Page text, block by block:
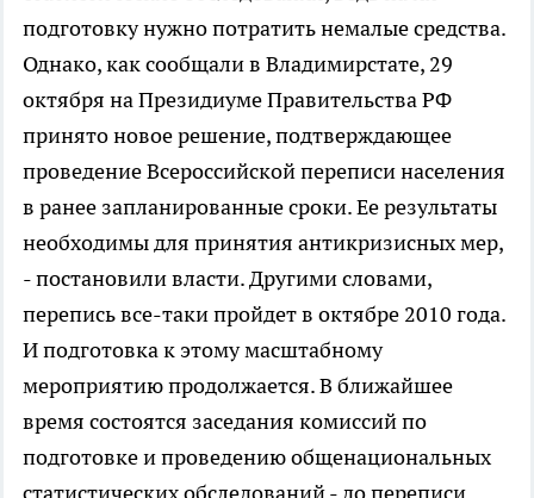
подготовку нужно потратить немалые средства.
Однако, как сообщали в Владимирстате, 29
октября на Президиуме Правительства РФ
принято новое решение, подтверждающее
проведение Всероссийской переписи населения
в ранее запланированные сроки. Ее результаты
необходимы для принятия антикризисных мер,
- постановили власти. Другими словами,
перепись все-таки пройдет в октябре 2010 года.
И подготовка к этому масштабному
мероприятию продолжается. В ближайшее
время состоятся заседания комиссий по
подготовке и проведению общенациональных
статистических обследований - до переписи